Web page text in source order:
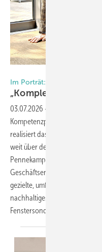
Im Porträt: Ventana
„Komple xe Fenster?
03.07.2026 -
Kompetenzpartner für
realisiert das Unternehmen
weit über den Standard
Pennekamp, Stefan
Geschäftsentwicklung Daniel
gezielte, umfassende
nachhaltiges Wachstum
Fenstersonderbau heute weit